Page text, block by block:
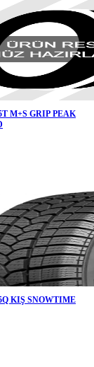
M+S GRIP PEAK
KIŞ SNOWTIME